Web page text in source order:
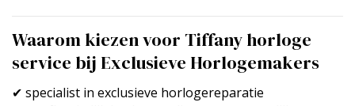
Waarom kiezen voor Tiffany horloge
service bij Exclusieve Horlogemakers
✔ specialist in exclusieve horlogereparatie